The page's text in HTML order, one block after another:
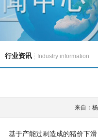
行业资讯 Industry information
来自：
基于产能过剩造成的猪价下